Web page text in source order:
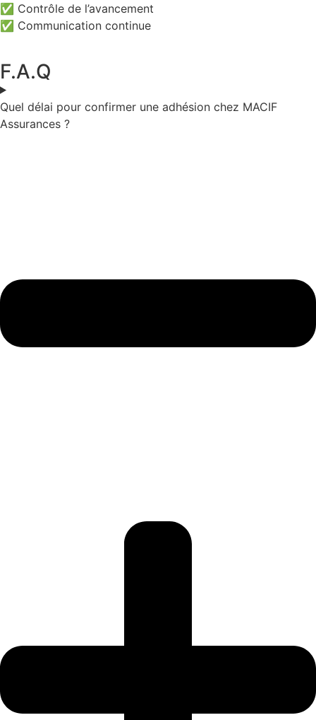
✅ Contrôle de l’avancement
✅ Communication continue
F.A.Q
Quel délai pour confirmer une adhésion chez MACIF
Assurances ?